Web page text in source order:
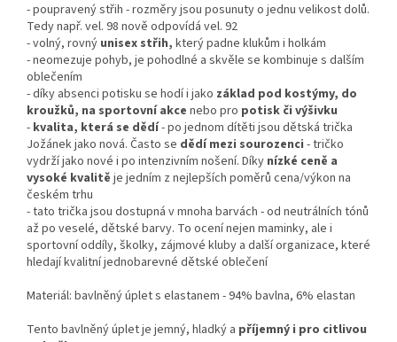
- poupravený střih - rozměry jsou posunuty o jednu velikost dolů.
Tedy např. vel. 98 nově odpovídá vel. 92
- volný, rovný unisex střih, který padne klukům i holkám
- neomezuje pohyb, je pohodlné a skvěle se kombinuje s dalším
oblečením
- díky absenci potisku se hodí i jako základ pod kostýmy, do
kroužků, na sportovní akce nebo pro potisk či výšivku
- kvalita, která se dědí- po jednom dítěti jsou dětská trička
Jožánek jako nová. Často se dědí mezi sourozenci - tričko
vydrží jako nové i po intenzivním nošení. Díky nízké ceně a
vysoké kvalitě je jedním z nejlepších poměrů cena/výkon na
českém trhu
- tato trička jsou dostupná v mnoha barvách - od neutrálních tónů
až po veselé, dětské barvy. To ocení nejen maminky, ale i
sportovní oddíly, školky, zájmové kluby a další organizace, které
hledají kvalitní jednobarevné dětské oblečení
Materiál: bavlněný úplet s elastanem - 94% bavlna, 6% elastan
Tento bavlněný úplet je jemný, hladký a příjemný i pro citlivou